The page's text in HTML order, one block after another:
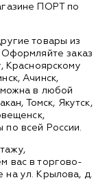
ПОРТ по
товары из
заказ
Красноярскому
Ачинск,
в любой
Томск, Якутск,
по всей России.
вас в торгово-
на ул. Крылова, д.